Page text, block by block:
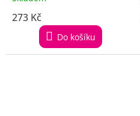
273 Kč
Do košíku